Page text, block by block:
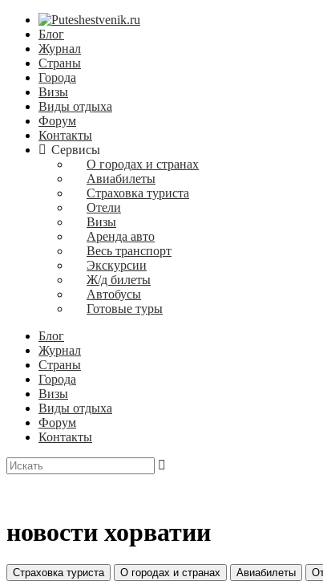
Блог
Журнал
Страны
Города
Визы
Виды отдыха
Форум
Контакты
Сервисы
О городах и странах
Авиабилеты
Страховка туриста
Отели
Визы
Аренда авто
Весь транспорт
Экскурсии
Ж/д билеты
Автобусы
Готовые туры
Блог
Журнал
Страны
Города
Визы
Виды отдыха
Форум
Контакты
новости хорватии
Страховка туриста О городах и странах Авиабилеты